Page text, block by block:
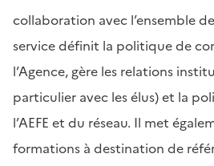
collaboration avec l’ensemble
service définit la politique de
l’Agence, gère les relations
particulier avec les élus) et la
l’AEFE et du réseau. Il met
formations à destination de